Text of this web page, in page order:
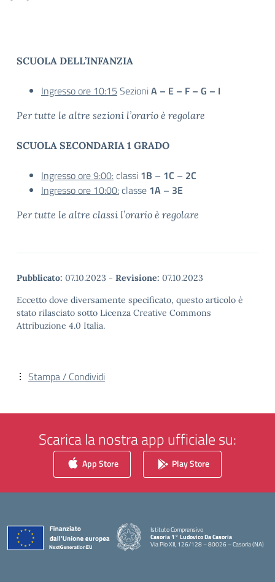
SCUOLA DELL’INFANZIA
Ingresso ore 10:15 SezioniA – E – F – G – I
Per tutte le altre sezioni l’orario è regolare
SCUOLA SECONDARIA 1 GRADO
Ingresso ore 9:00: classi 1B – 1C – 2C
Ingresso ore 10:00: classe 1A – 3E
Per tutte le altre classi l’orario è regolare
Pubblicato: 07.10.2023 - Revisione: 07.10.2023
Eccetto dove diversamente specificato, questo articolo è
stato rilasciato sotto Licenza Creative Commons
Attribuzione 4.0 Italia.
Stampa / Condividi
Scarica la nostra app ufficiale su:
App Store Play Store
Istituto Comprensivo
Casoria 1° Ludovico Da Casoria
Via Pio XII, 126/128 – 80026 – Casoria (NA)